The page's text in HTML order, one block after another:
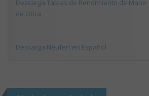
Descarga Tablas de Rendimiento de Mano
de Obra
Descarga Neufert en Español